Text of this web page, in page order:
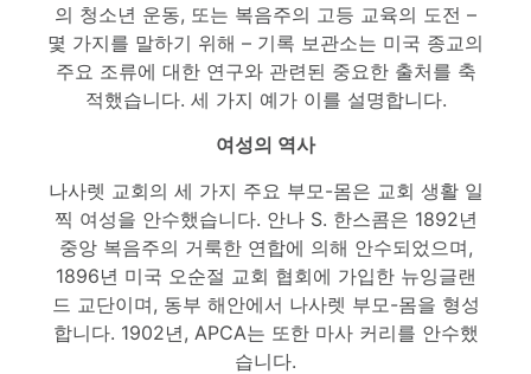
의 청소년 운동, 또는 복음주의 고등 교육의 도전 –
몇 가지를 말하기 위해 – 기록 보관소는 미국 종교의
주요 조류에 대한 연구와 관련된 중요한 출처를 축
적했습니다. 세 가지 예가 이를 설명합니다.
여성의 역사
나사렛 교회의 세 가지 주요 부모-몸은 교회 생활 일
찍 여성을 안수했습니다. 안나 S. 한스콤은 1892년
중앙 복음주의 거룩한 연합에 의해 안수되었으며,
1896년 미국 오순절 교회 협회에 가입한 뉴잉글랜
드 교단이며, 동부 해안에서 나사렛 부모-몸을 형성
합니다. 1902년, APCA는 또한 마사 커리를 안수했
습니다.